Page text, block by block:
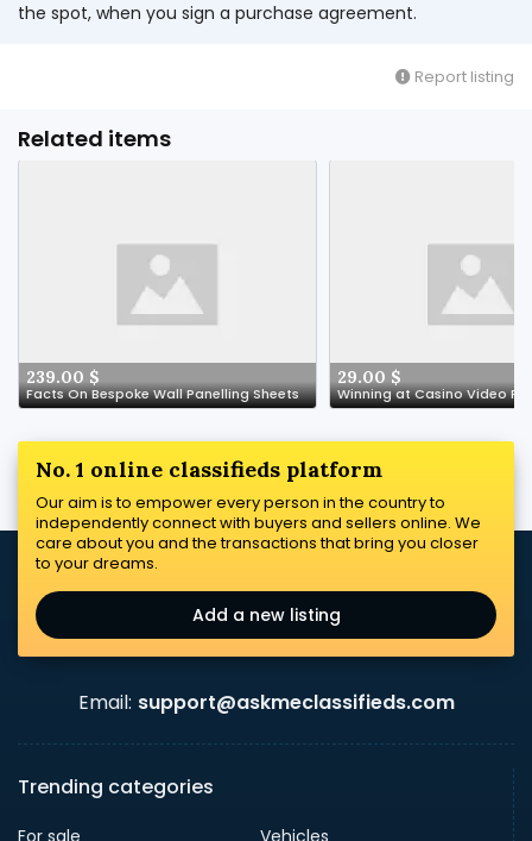
the spot, when you sign a purchase agreement.
Report listing
Related items
239.00 $
Facts On Bespoke Wall Panelling Sheets
29.00 $
Winning at Casino Video
No. 1 online classifieds platform
Our aim is to empower every person in the country to
independently connect with buyers and sellers online. We
care about you and the transactions that bring you closer
to your dreams.
Add a new listing
Email: support@askmeclassifieds.com
Trending categories
For sale
Vehicles